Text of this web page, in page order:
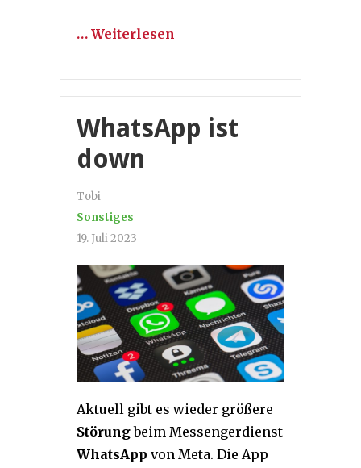
… Weiterlesen
WhatsApp ist
down
Tobi
Sonstiges
19. Juli 2023
Aktuell gibt es wieder größere
Störungbeim Messengerdienst
WhatsApp von Meta. Die App